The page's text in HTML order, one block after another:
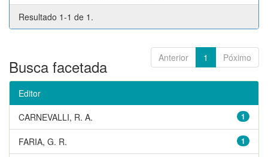
Resultado 1-1 de 1.
Anterior 1 Póximo
Busca facetada
Editor
1
CARNEVALLI, R. A.
1
FARIA, G. R.